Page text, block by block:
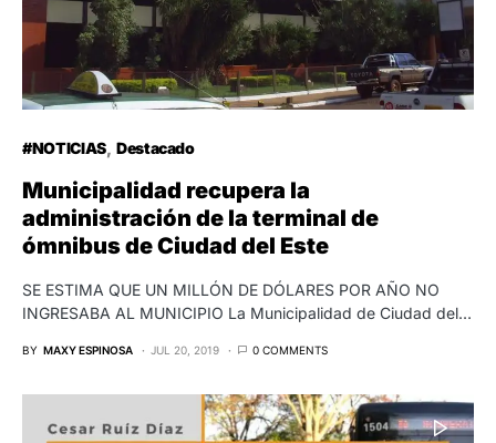
#NOTICIAS Destacado
Municipalidad recupera la
administración de la terminal de
ómnibus de Ciudad del Este
SE ESTIMA QUE UN MILLÓN DE DÓLARES POR AÑO NO
INGRESABA AL MUNICIPIO La Municipalidad de Ciudad del…
BY MAXY ESPINOSA JUL 20, 2019 0 COMMENTS